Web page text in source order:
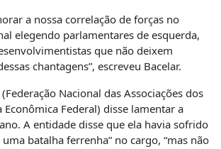
a nossa correlação de forças no
elegendo parlamentares de esquerda,
que não deixem
chantagens”, escreveu Bacelar.
Nacional das Associações dos
Econômica Federal) disse lamentar a
A entidade disse que ela havia sofrido
batalha ferrenha” no cargo, “mas não